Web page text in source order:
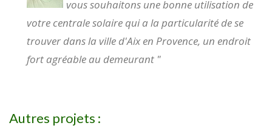
vous souhaitons une bonne utilisation de
votre centrale solaire qui a la particularité de se
trouver dans la ville d'Aix en Provence, un endroit
fort agréable au demeurant "
Autres projets :